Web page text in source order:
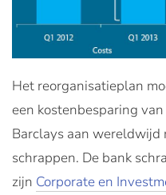
Het reorganisatieplan
een kostenbesparing
Barclays aan
schrappen. De bank
zijn Corporate en I